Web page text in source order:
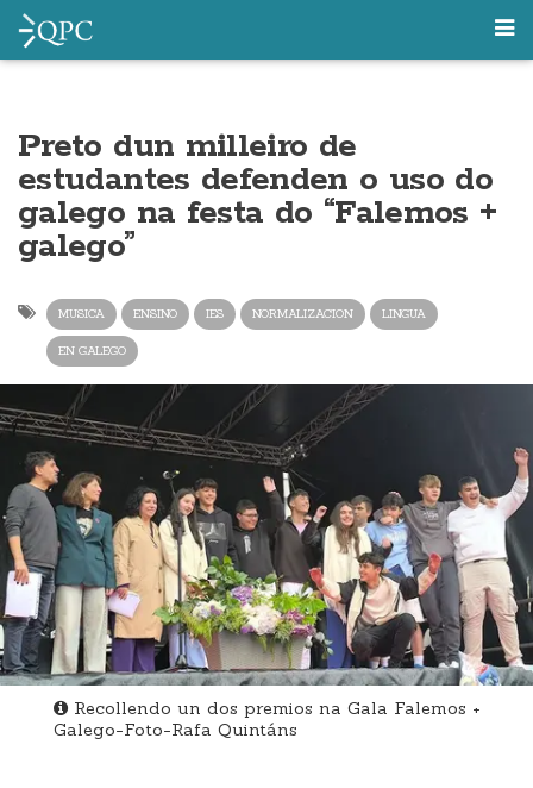
Preto dun milleiro de
estudantes defenden o uso do
galego na festa do “Falemos +
galego”
MUSICA ENSINO IES NORMALIZACION LINGUA
EN GALEGO
Recollendo un dos premios na Gala Falemos +
Galego-Foto-Rafa Quintáns